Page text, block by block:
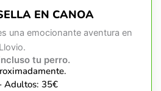
EN CANOA
una emocionante aventura en
tu perro.
Adultos: 35€